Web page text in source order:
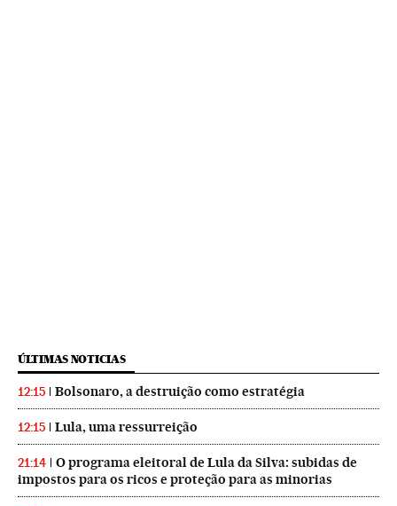
ÚLTIMAS NOTICIAS
12:15 Bolsonaro, a destruição como estratégia
12:15 Lula, uma ressurreição
21:14
O programa eleitoral de Lula da Silva: subidas de
impostos para os ricos e proteção para as minorias